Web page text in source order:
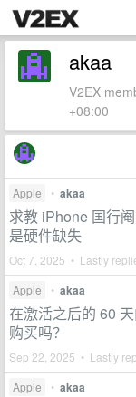
akaa
V2EX
+08:00
Apple • akaa
求教 iPhone 国行
是硬件缺失
Oct 7, 2025 • Lastly
Apple • akaa
在激活之后的 60
购买吗？
Sep 22, 2025 • Lastly
Apple • akaa